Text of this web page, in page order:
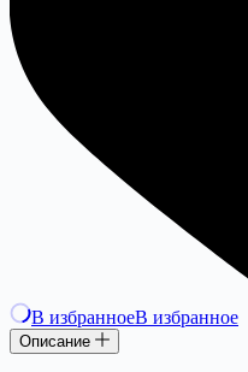
В избранноеВ избранное
Описание